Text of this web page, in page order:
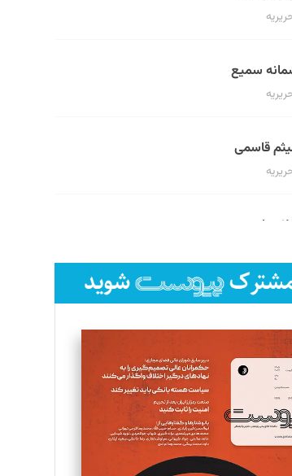
سمیع
قاسمی
حنارود
فتحی رستمی
کرمیان
مینا پاکدل